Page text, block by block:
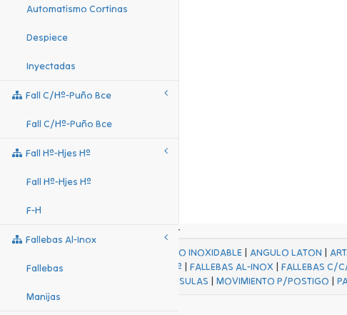
Automatismo Cortinas
Despiece
Inyectadas
Fall C/hº-Puño Bce
Fall C/hº-Puño Bce
Fall Hº-Hjes Hº
Fall Hº-Hjes Hº
F-H
Fallebas Al-Inox
Fallebas
Manijas
ACERO INOXIDABLE| ANGULO LATON |
FALL Hº-HJES Hº |FALLEBAS AL-INOX |FALLEBAS C/
MENSULAS | MOVIMIENTO P/POSTIGO |